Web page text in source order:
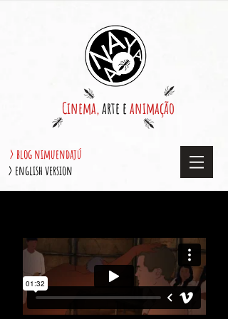
Cinema,arte eanimação
> english version
> blog nimuendajú